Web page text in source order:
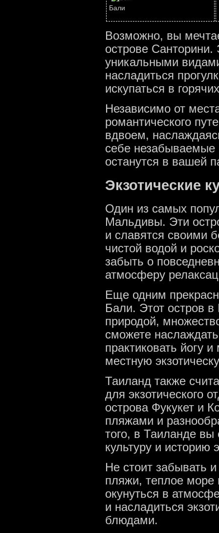
Бали
Возможно, вы
острове
уникальными
насладиться
искупаться в
Независимо от
романтического
вдвоем,
себе
останутся в вашей
Экзотические
Один из самых
Мальдивы. Эти
и славятся своими
чистой водой и
забыть о
атмосферу
Еще одним
Бали. Этот остров в
природой,
сможете
практиковать йогу
местную
Таиланд также
для экзотического
острова Фукукет и
пляжами и
того, в Таиланде вы
культуру и историю
Не стоит забывать
пляжи, теплое
окунуться в
и насладиться
блюдами.